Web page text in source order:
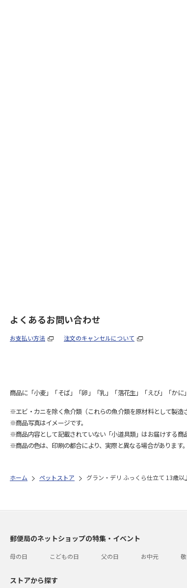
よくあるお問い合わせ
お支払い方法 注文のキャンセルについて
商品に「小麦」「そば」「卵」「乳」「落花生」「えび」「か
※エビ・カニを除く魚介類（これらの魚介類を原材料として製造
※商品写真はイメージです。
※商品内容として記載されていない「小道具類」はお届けする商
※商品の色は、印刷の都合により、実際と異なる場合があります。
ホーム ペットストア グラン・デリ ふっくら仕立て 13歳
郵便局のネットショップの特集・イベント
母の日 こどもの日 父の日 お中元
ストアから探す